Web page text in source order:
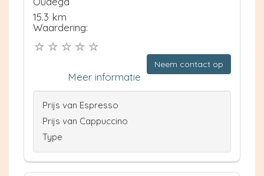
15.3 km
Waardering:
Neem contact op
Meer informatie
Prijs van Espresso
Prijs van Cappuccino
Type